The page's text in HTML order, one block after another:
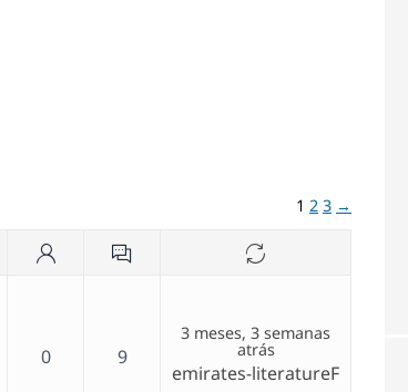
1 2 3 →
0 9
3 meses, 3 semanas
atrás
emirates-literatureF